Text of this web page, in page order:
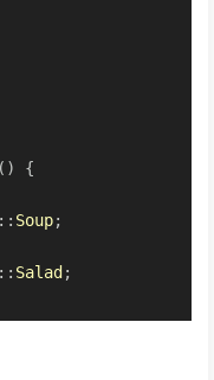
( )
{
:: Soup;
:: Salad ;